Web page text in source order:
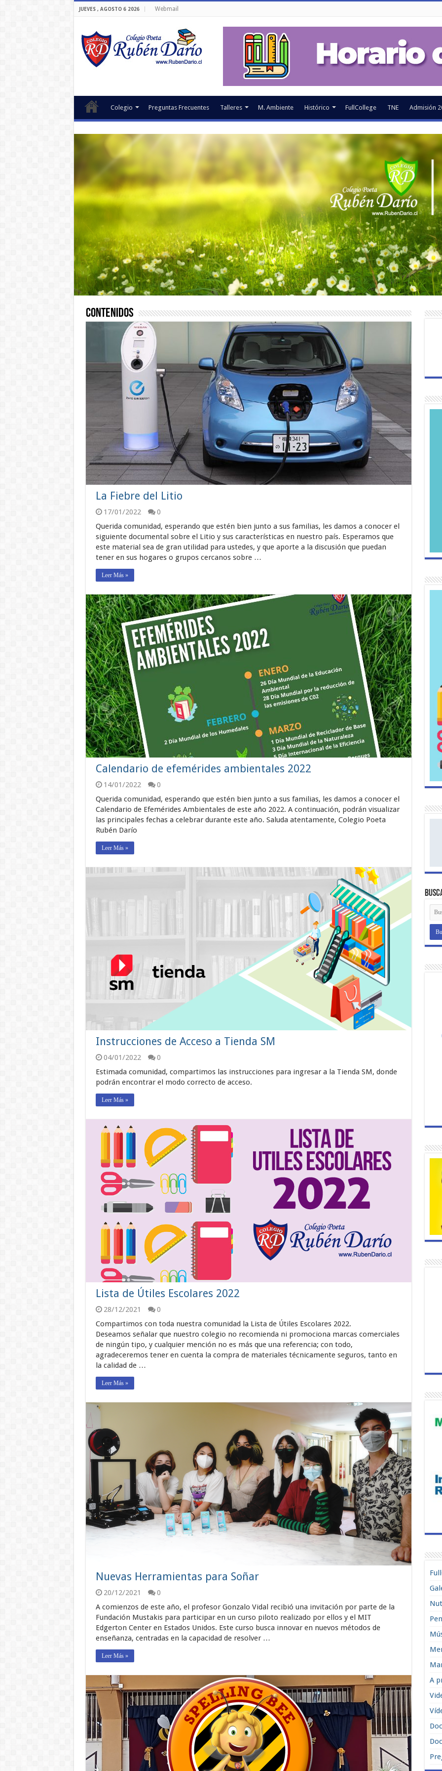
JUEVES , AGOSTO 6 2026 Webmail
Colegio Preguntas Frecuentes Talleres M. Ambiente Histórico FullCollege TNE Admisión
Contenidos
La Fiebre del Litio
17/01/2022
0
Querida comunidad, esperando que estén bien junto a sus familias, les damos a conocer el
siguiente documental sobre el Litio y sus características en nuestro país. Esperamos que
este material sea de gran utilidad para ustedes, y que aporte a la discusión que puedan
tener en sus hogares o grupos cercanos sobre …
Leer Más »
Calendario de efemérides ambientales 2022
14/01/2022
0
Querida comunidad, esperando que estén bien junto a sus familias, les damos a conocer el
Calendario de Efemérides Ambientales de este año 2022. A continuación, podrán visualizar
las principales fechas a celebrar durante este año. Saluda atentamente, Colegio Poeta
Rubén Darío
Leer Más »
Instrucciones de Acceso a Tienda SM
04/01/2022
0
Estimada comunidad, compartimos las instrucciones para ingresar a la Tienda SM, donde
podrán encontrar el modo correcto de acceso.
Leer Más »
Lista de Útiles Escolares 2022
28/12/2021
0
Compartimos con toda nuestra comunidad la Lista de Útiles Escolares 2022.
Deseamos señalar que nuestro colegio no recomienda ni promociona marcas comerciales
de ningún tipo, y cualquier mención no es más que una referencia; con todo,
agradeceremos tener en cuenta la compra de materiales técnicamente seguros, tanto en
la calidad de …
Leer Más »
Nuevas Herramientas para Soñar
20/12/2021
0
A comienzos de este año, el profesor Gonzalo Vidal recibió una invitación por parte de la
Fundación Mustakis para participar en un curso piloto realizado por ellos y el MIT
Edgerton Center en Estados Unidos. Este curso busca innovar en nuevos métodos de
enseñanza, centradas en la capacidad de resolver …
Leer Más »
A